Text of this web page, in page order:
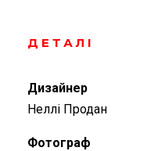
ДЕТАЛІ
Дизайнер
Неллі Продан
Фотограф